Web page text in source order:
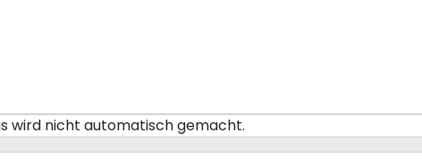
wird nicht automatisch gemacht.